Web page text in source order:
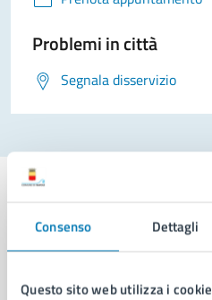
Consenso Dettagli
Questo sito web utilizza i cookie
Problemi in città
Segnala disservizio
Comune di Napoli